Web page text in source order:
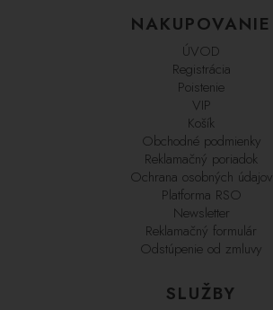
NAKUPOVANIE
ÚVOD
Registrácia
Poistenie
VIP
Košík
Obchodné podmienky
Reklamačný poriadok
Ochrana osobných údajov
Platforma RSO
Newsletter
Reklamačný formulár
Odstúpenie od zmluvy
SLUŽBY